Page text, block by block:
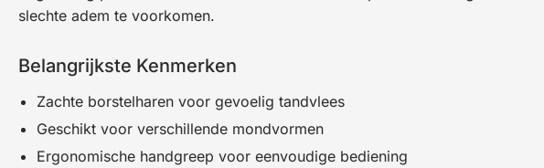
slechte adem te voorkomen.
Belangrijkste Kenmerken
Zachte borstelharen voor gevoelig tandvlees
Geschikt voor verschillende mondvormen
Ergonomische handgreep voor eenvoudige bediening